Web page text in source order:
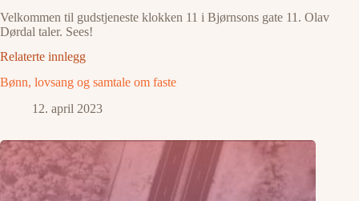
Velkommen til gudstjeneste klokken 11 i Bjørnsons gate 11. Olav
Dørdal taler. Sees!
Relaterte innlegg
Bønn, lovsang og samtale om faste
12. april 2023